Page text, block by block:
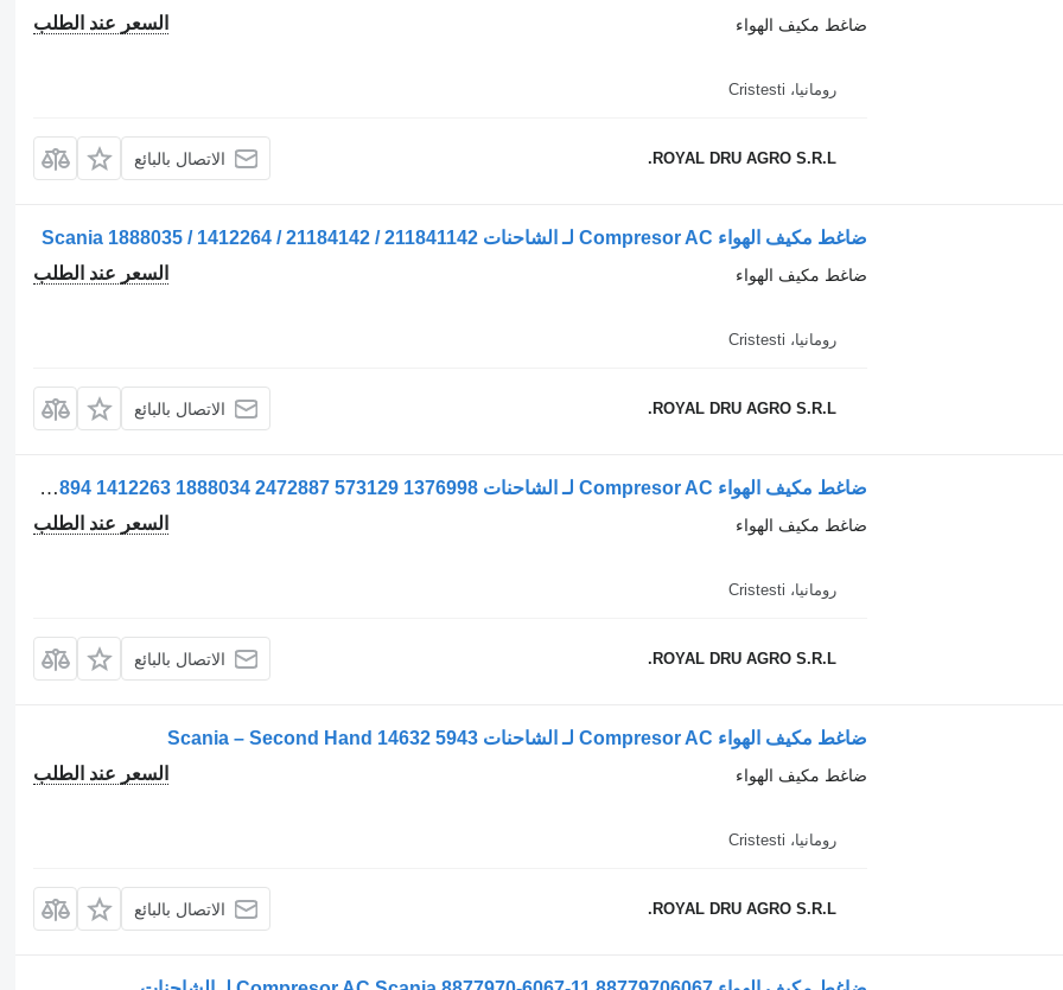
السعر عند الطلب
ضاغط مكيف الهواء
رومانيا، Cristesti
ROYAL DRU AGRO S.R.L. الاتصال بالبائع
ضاغط مكيف الهواء Compresor AC لـ الشاحنات Scania 1888035 / 1412264 / 21184142 / 211841142
السعر عند الطلب
ضاغط مكيف الهواء
رومانيا، Cristesti
ROYAL DRU AGRO S.R.L. الاتصال بالبائع
ضاغط مكيف الهواء Compresor AC لـ الشاحنات Scania Second Hand 570894 1412263 1888034 2472887 573129 1376998
السعر عند الطلب ضاغط مكيف الهواء
رومانيا، Cristesti
ROYAL DRU AGRO S.R.L. الاتصال بالبائع
ضاغط مكيف الهواء Compresor AC لـ الشاحنات Scania – Second Hand 14632 5943
السعر عند الطلب
ضاغط مكيف الهواء
رومانيا، Cristesti
ROYAL DRU AGRO S.R.L. الاتصال بالبائع